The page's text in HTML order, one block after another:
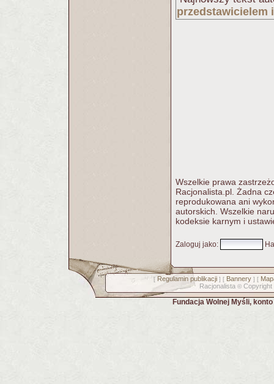
przedstawicielem
Wszelkie prawa
Racjonalista.pl. Żadna
reprodukowana ani
autorskich. Wszelkie
kodeksie karnym i
Zaloguj jako:
[ Regulamin publikacji] [ Bannery] [
Racjonalista © Copyright
Fundacja Wolnej Myśli,